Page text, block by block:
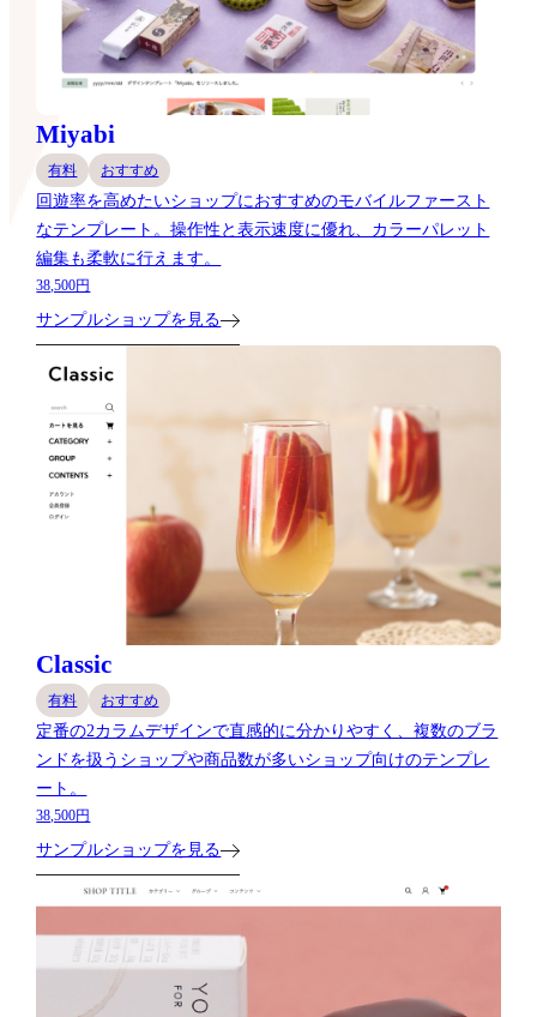
Miyabi
有料 おすすめ
回遊率を高めたいショップにおすすめのモバイルファースト
なテンプレート。操作性と表示速度に優れ、カラーパレット
編集も柔軟に行えます。
38,500円
サンプルショップを見る
Classic
有料 おすすめ
定番の2カラムデザインで直感的に分かりやすく、複数のブラ
ンドを扱うショップや商品数が多いショップ向けのテンプレ
ート。
38,500円
サンプルショップを見る